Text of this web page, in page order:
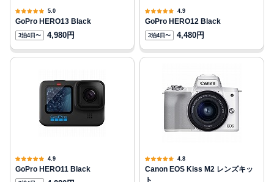
5.0
GoPro HERO13 Black
3泊4日〜 4,980円
4.9
GoPro HERO12 Black
3泊4日〜 4,480円
4.9
GoPro HERO11 Black
4.8
Canon EOS Kiss M2 レンズキッ
ト